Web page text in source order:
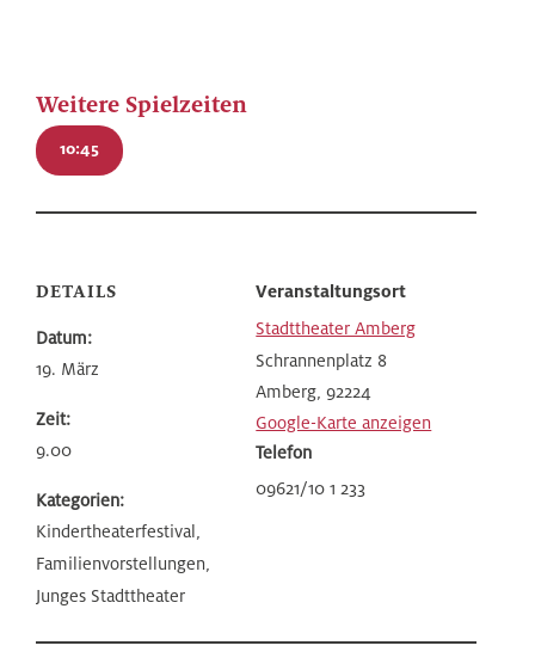
Weitere Spielzeiten
10:45
DETAILS
Datum:
19. März
Zeit:
9.00
Kategorien:
Kindertheaterfestival,
Familienvorstellungen,
Junges Stadttheater
Veranstaltungsort
Stadttheater Amberg
Schrannenplatz 8
Amberg, 92224
Google-Karte anzeigen
Telefon
09621/10 1 233